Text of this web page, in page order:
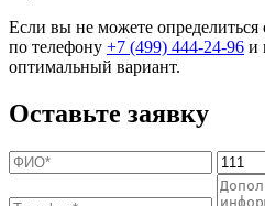
Если вы не можете
по телефону +7 (499) 444-24-96 и
оптимальный вариант.
Оставьте заявку